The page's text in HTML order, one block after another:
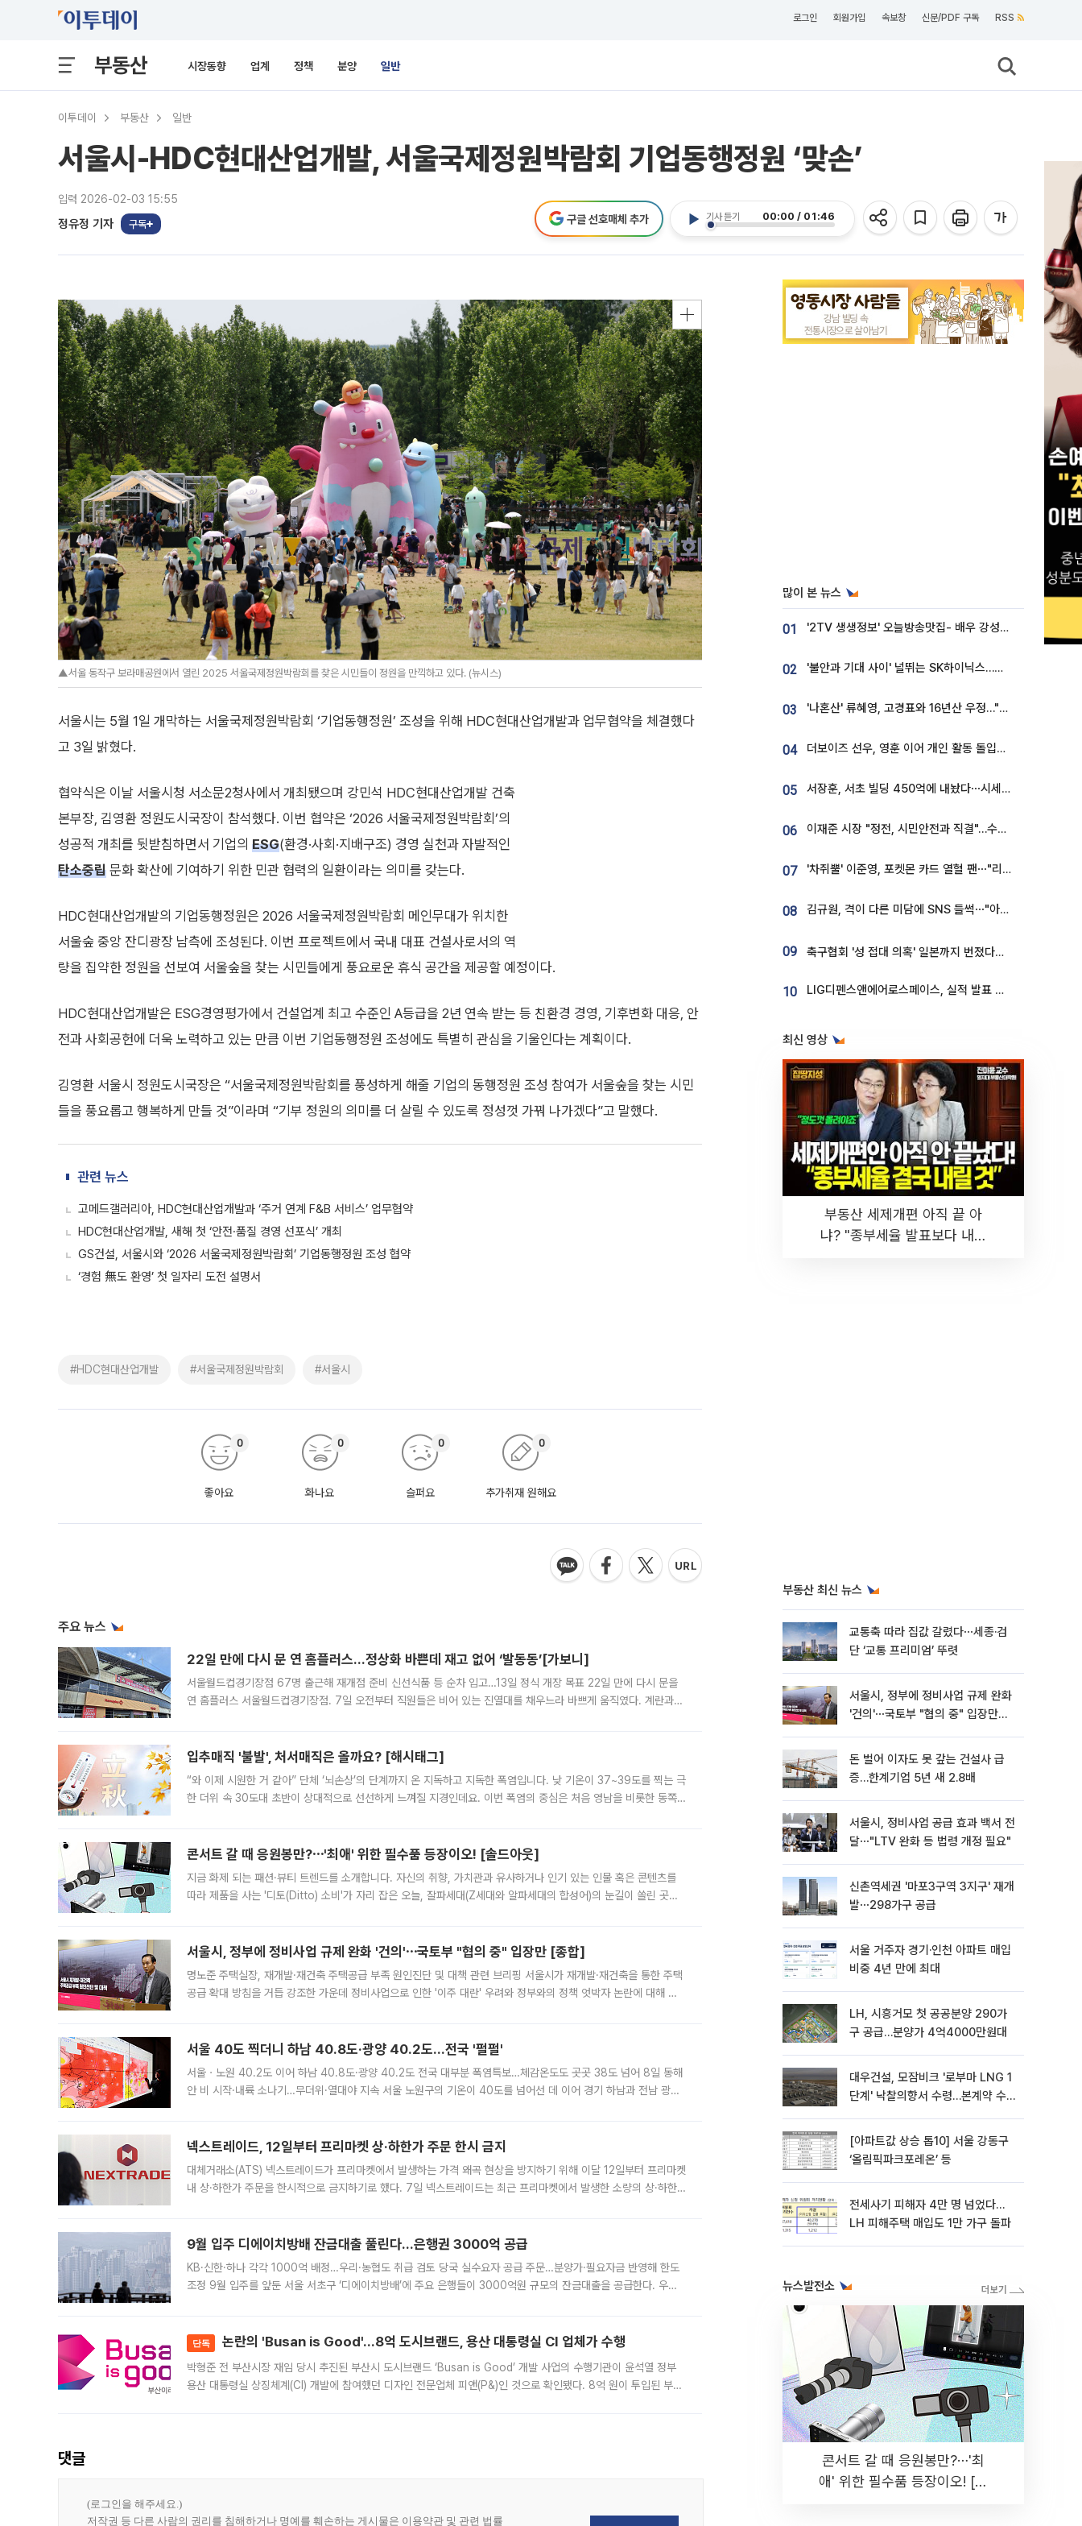
로그인 회원가입 속보창 신문/PDF 구독 RSS
부동산 시장동향 업계 정책 분양 일반
이투데이 부동산 일반
서울시-HDC현대산업개발, 서울국제정원박람회 기업동행정원 ‘맞손’
입력 2026-02-03 15:55
정유정 기자 구독
기사 듣기 00:00 / 01:46
구글 선호매체 추가
▲서울 동작구 보라매공원에서 열린 2025 서울국제정원박람회를 찾은 시민들이 정원을 만끽하고 있다. (뉴시스)
서울시는 5월 1일 개막하는 서울국제정원박람회 ‘기업동행정원’ 조성을 위해 HDC현대산업개발과 업무협약을 체결했다
고 3일 밝혔다.
협약식은 이날 서울시청 서소문2청사에서 개최됐으며 강민석 HDC현대산업개발 건축
본부장, 김영환 정원도시국장이 참석했다. 이번 협약은 ‘2026 서울국제정원박람회’의
성공적 개최를 뒷받침하면서 기업의 ESG(환경·사회·지배구조) 경영 실천과 자발적인
탄소중립 문화 확산에 기여하기 위한 민관 협력의 일환이라는 의미를 갖는다.
HDC현대산업개발의 기업동행정원은 2026 서울국제정원박람회 메인무대가 위치한
서울숲 중앙 잔디광장 남측에 조성된다. 이번 프로젝트에서 국내 대표 건설사로서의 역
량을 집약한 정원을 선보여 서울숲을 찾는 시민들에게 풍요로운 휴식 공간을 제공할 예정이다.
HDC현대산업개발은 ESG경영평가에서 건설업계 최고 수준인 A등급을 2년 연속 받는 등 친환경 경영, 기후변화 대응, 안
전과 사회공헌에 더욱 노력하고 있는 만큼 이번 기업동행정원 조성에도 특별히 관심을 기울인다는 계획이다.
김영환 서울시 정원도시국장은 “서울국제정원박람회를 풍성하게 해줄 기업의 동행정원 조성 참여가 서울숲을 찾는 시민
들을 풍요롭고 행복하게 만들 것”이라며 “기부 정원의 의미를 더 살릴 수 있도록 정성껏 가꿔 나가겠다”고 말했다.
관련 뉴스
고메드갤러리아, HDC현대산업개발과 ‘주거 연계 F&B 서비스’ 업무협약
HDC현대산업개발, 새해 첫 ‘안전·품질 경영 선포식’ 개최
GS건설, 서울시와 ‘2026 서울국제정원박람회’ 기업동행정원 조성 협약
‘경험 無도 환영’ 첫 일자리 도전 설명서
#HDC현대산업개발 #서울국제정원박람회 #서울시
좋아요
0
화나요
0
슬퍼요
0
추가취재 원해요
0
주요 뉴스
22일 만에 다시 문 연 홈플러스…정상화 바쁜데 재고 없어 ‘발동동’[가보니]
서울월드컵경기장점 67명 출근해 재개점 준비 신선식품 등 순차 입고…13일 정식 개장 목표 22일 만에 다시 문을
연 홈플러스 서울월드컵경기장점. 7일 오전부터 직원들은 비어 있는 진열대를 채우느라 바쁘게 움직였다. 계란과
입추매직 '불발', 처서매직은 올까요? [해시태그]
“와 이제 시원한 거 같아” 단체 ‘뇌손상’의 단계까지 온 지독하고 지독한 폭염입니다. 낮 기온이 37~39도를 찍는 극
한 더위 속 30도대 초반이 상대적으로 선선하게 느껴질 지경인데요. 이번 폭염의 중심은 처음 영남을 비롯한 동쪽
콘서트 갈 때 응원봉만?⋯'최애' 위한 필수품 등장이오! [솔드아웃]
지금 화제 되는 패션·뷰티 트렌드를 소개합니다. 자신의 취향, 가치관과 유사하거나 인기 있는 인물 혹은 콘텐츠를
따라 제품을 사는 '디토(Ditto) 소비'가 자리 잡은 오늘, 잘파세대(Z세대와 알파세대의 합성어)의 눈길이 쏠린 곳은
서울시, 정부에 정비사업 규제 완화 '건의'⋯국토부 "협의 중" 입장만 [종합]
명노준 주택실장, 재개발·재건축 주택공급 부족 원인진단 및 대책 관련 브리핑 서울시가 재개발·재건축을 통한 주택
공급 확대 방침을 거듭 강조한 가운데 정비사업으로 인한 '이주 대란' 우려와 정부와의 정책 엇박자 논란에 대해 정
서울 40도 찍더니 하남 40.8도·광양 40.2도…전국 '펄펄'
서울ㆍ노원 40.2도 이어 하남 40.8도·광양 40.2도 전국 대부분 폭염특보…체감온도도 곳곳 38도 넘어 8일 동해
안 비 시작·내륙 소나기…무더위·열대야 지속 서울 노원구의 기온이 40도를 넘어선 데 이어 경기 하남과 전남 광양
넥스트레이드, 12일부터 프리마켓 상·하한가 주문 한시 금지
대체거래소(ATS) 넥스트레이드가 프리마켓에서 발생하는 가격 왜곡 현상을 방지하기 위해 이달 12일부터 프리마켓
내 상·하한가 주문을 한시적으로 금지하기로 했다. 7일 넥스트레이드는 최근 프리마켓에서 발생한 소량의 상·하한
9월 입주 디에이치방배 잔금대출 풀린다…은행권 3000억 공급
KB·신한·하나 각각 1000억 배정…우리·농협도 취급 검토 당국 실수요자 공급 주문…분양가·필요자금 반영해 한도
조정 9월 입주를 앞둔 서울 서초구 ‘디에이치방배’에 주요 은행들이 3000억원 규모의 잔금대출을 공급한다. 우리
단독 논란의 'Busan is Good'…8억 도시브랜드, 용산 대통령실 CI 업체가 수행
박형준 전 부산시장 재임 당시 추진된 부산시 도시브랜드 ‘Busan is Good’ 개발 사업의 수행기관이 윤석열 정부
용산 대통령실 상징체계(CI) 개발에 참여했던 디자인 전문업체 피앤(P&)인 것으로 확인됐다. 8억 원이 투입된 부산
댓글
많이 본 뉴스
01 '2TV 생생정보' 오늘방송맛집- 배우 강성진 단골! 쌀국수ㆍ푸팟퐁 커리 맛집 '블○○○'
02 '불안과 기대 사이' 널뛰는 SK하이닉스…증권가 "HBM4·LTA 기반 펀터멘털 견고"
03 '나혼산' 류혜영, 고경표와 16년산 우정…"자취방서 부모님과 마주쳐"
04 더보이즈 선우, 영훈 이어 개인 활동 돌입⋯앳에어리어와 전속계약
05 서장훈, 서초 빌딩 450억에 내놨다⋯시세차익은
06 이재준 시장 "정전, 시민안전과 직결"…수원시 비상대응체계 가동
07 '차쥐뿔' 이준영, 포켓몬 카드 열혈 팬⋯"리셀러 처단할 것"
08 김규원, 격이 다른 미담에 SNS 들썩⋯"아이 속옷 빨고 졸업식도 참석"
09 축구협회 '성 접대 의혹' 일본까지 번졌다…日 심판 실명 공개
10 LIG디펜스앤에어로스페이스, 실적 발표 후 급락→반등⋯증권가 “28년까지 튼튼”
최신 영상
부동산 세제개편 아직 끝 아
냐? "종부세율 발표보다 내릴
부동산 최신 뉴스
교통축 따라 집값 갈렸다⋯세종·검
단 ‘교통 프리미엄’ 뚜렷
서울시, 정부에 정비사업 규제 완화
'건의'⋯국토부 "협의 중" 입장만
돈 벌어 이자도 못 갚는 건설사 급
증…한계기업 5년 새 2.8배
서울시, 정비사업 공급 효과 백서 전
달⋯"LTV 완화 등 법령 개정 필요"
신촌역세권 '마포3구역 3지구' 재개
발⋯298가구 공급
서울 거주자 경기·인천 아파트 매입
비중 4년 만에 최대
LH, 시흥거모 첫 공공분양 290가
구 공급…분양가 4억4000만원대
대우건설, 모잠비크 '로부마 LNG 1
단계' 낙찰의향서 수령…본계약 수
[아파트값 상승 톱10] 서울 강동구
‘올림픽파크포레온’ 등
전세사기 피해자 4만 명 넘었다…
LH 피해주택 매입도 1만 가구 돌파
뉴스발전소
콘서트 갈 때 응원봉만?⋯'최
애' 위한 필수품 등장이오! [솔